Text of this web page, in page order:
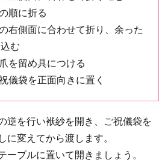
順に折る
右側面に合わせて折り、余った
む
を留め具につける
儀袋を正面向きに置く
逆を行い袱紗を開き、ご祝儀袋を
に変えてから渡します。
ーブルに置いて開きましょう。